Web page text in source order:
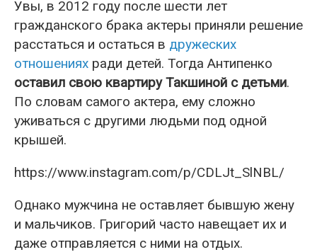
Увы, в 2012 году после шести лет
гражданского брака актеры приняли решение
расстаться и остаться в дружеских
отношениях ради детей. Тогда Антипенко
оставил свою квартиру Такшиной с детьми.
По словам самого актера, ему сложно
уживаться с другими людьми под одной
крышей.
https://www.instagram.com/p/CDLJt_SlNBL/
Однако мужчина не оставляет бывшую жену
и мальчиков. Григорий часто навещает их и
даже отправляется с ними на отдых.